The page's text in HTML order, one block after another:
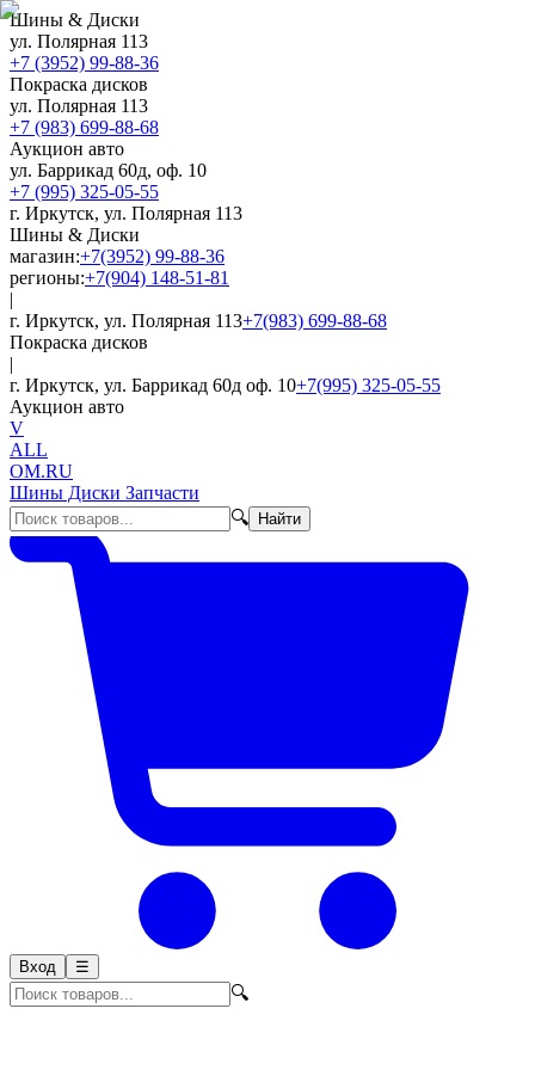
Шины & Диски
ул. Полярная 113
+7 (3952) 99-88-36
Покраска дисков
ул. Полярная 113
+7 (983) 699-88-68
Аукцион авто
ул. Баррикад 60д, оф. 10
+7 (995) 325-05-55
г. Иркутск, ул. Полярная 113
Шины & Диски
магазин:+7(3952) 99-88-36
регионы:+7(904) 148-51-81
|
г. Иркутск, ул. Полярная 113+7(983) 699-88-68
Покраска дисков
|
г. Иркутск, ул. Баррикад 60д оф. 10+7(995) 325-05-55
Аукцион авто
V
ALL
OM.RU
Шины Диски Запчасти
🔍
Найти
Вход ☰
🔍